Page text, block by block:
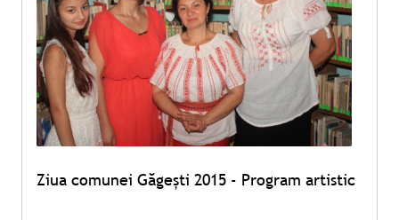
Ziua comunei Găgeşti 2015 - Program artistic